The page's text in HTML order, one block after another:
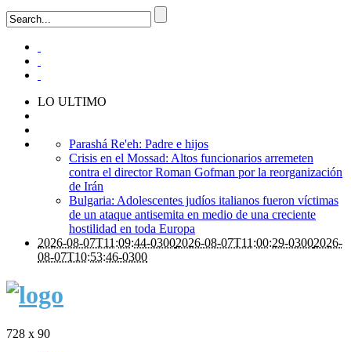
LO ULTIMO
Parashá Re'eh: Padre e hijos
Crisis en el Mossad: Altos funcionarios arremeten
contra el director Roman Gofman por la reorganización
de Irán
Bulgaria: Adolescentes judíos italianos fueron víctimas
de un ataque antisemita en medio de una creciente
hostilidad en toda Europa
2026-08-07T11:09:44-03002026-08-07T11:00:29-03002026-
08-07T10:53:46-0300
728 x 90